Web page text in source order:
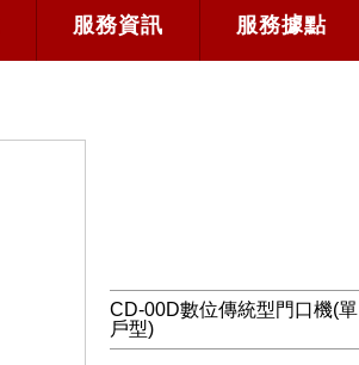
服務資訊 服務據點
CD-00D數位傳統型門口機(單
戶型)